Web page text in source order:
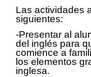
Las actividades
siguientes:
-Presentar al
del inglés para
comience a
los elementos
inglesa.